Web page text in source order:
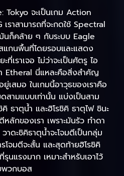
Tokyo จะเป็นเกม Action
ราสามารถที่จะกดใช้ Spectral
นก็คล้าย ๆ กับระบบ Eagle
กนพื้นที่โดยรอบและแสดง
เราเจอ ไม่ว่าจะเป็นศัตรู ไอ
Etheral นี่แหละคือสิ่งสำคัญ
ยู่เสมอ ในเกมนี้อาวุธของเราคือ
สามแบบเท่านั้น แบ่งเป็นสาม
ธาตุน้ำ และฮิโรชิคิ ธาตุไฟ ชินะ
ลักของเรา เพราะมันรัว ทำดา
าดะชิคิธาตุน้ำจะโจมตีเป็นกลุ่ม
โจมตีจะสั้น และสุดท้ายฮิโรชิคิ
นแรงมาก เหมาะสำหรับเอาไว้
พวกบอส